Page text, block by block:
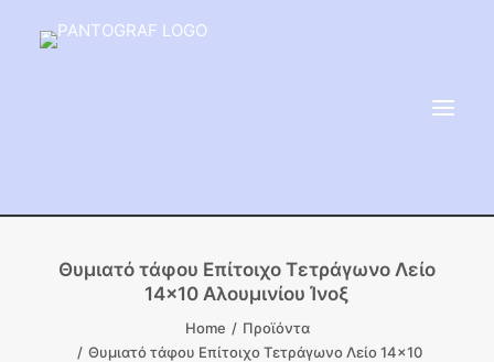
ΕΙΔΗ ΜΝΗΜΕΙΟΥ
ΑΔΑΜΑΝΤΟΦΟΡΟΙ ΔΙΣΚΟΙ
ΠΡΟΪΟΝΤΑ ΜΑΡΜΆΡΟΥ
Θυμιατό τάφου Επίτοιχο Τετράγωνο Λείο
14×10 Αλουμινίου Ίνοξ
Home
Προϊόντα
Θυμιατό τάφου Επίτοιχο Τετράγωνο Λείο 14×10